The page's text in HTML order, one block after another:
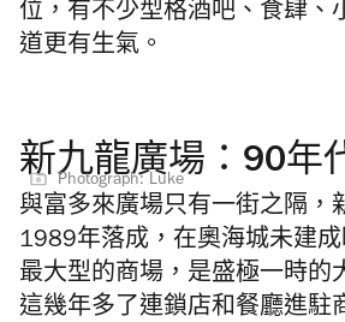
位，有不少型格酒吧、食肆、
道更有生氣。
新九龍廣場：90年
Photograph: Luke
與富多來廣場只有一街之隔，
1989年落成，在奧海城未建
最大型的商場，是盛極一時的
這幾年多了連鎖店和餐廳進駐